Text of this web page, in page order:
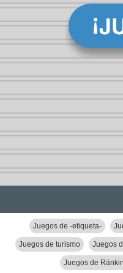
Juegos de -etiqueta-
Juegos de turismo Juegos
Juegos de